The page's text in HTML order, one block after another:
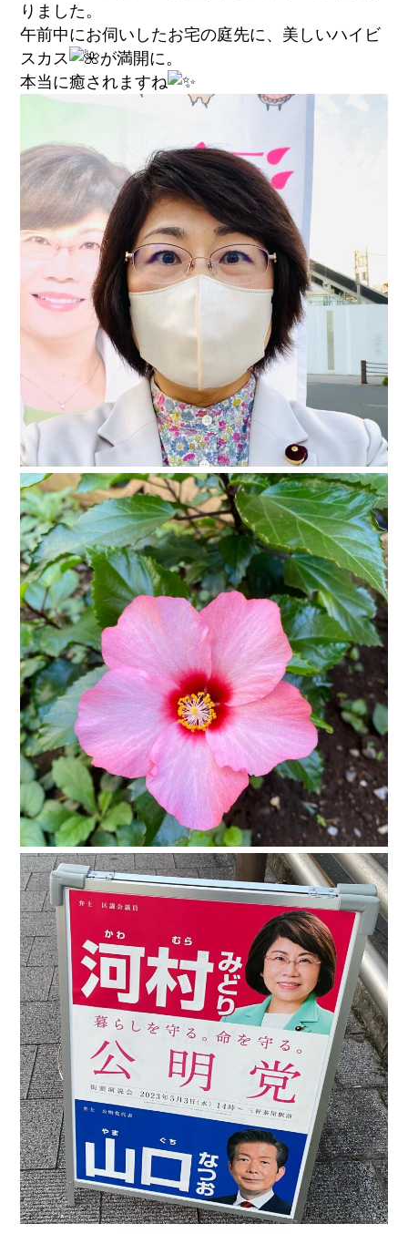
りました。
午前中にお伺いしたお宅の庭先に、美しいハイビ
スカス
が満開に。
本当に癒されますね